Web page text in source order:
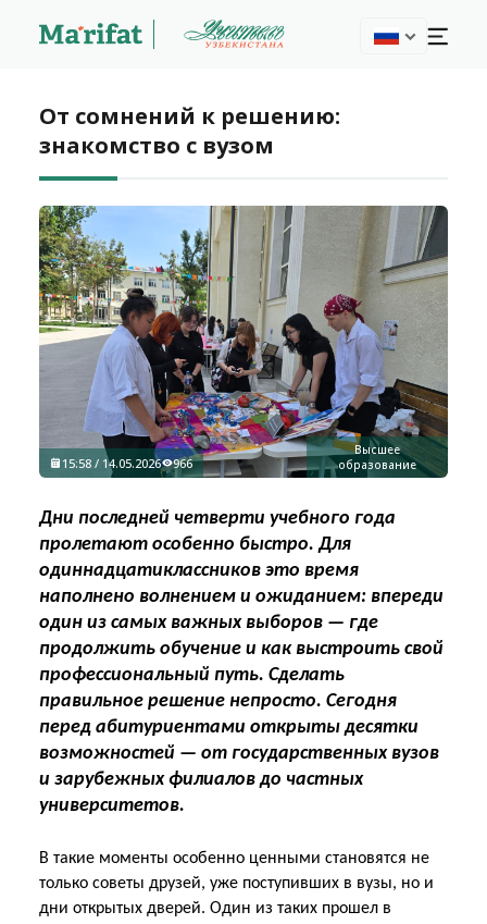
От сомнений к решению:
знакомство с вузом
Высшее
образование
15:58 / 14.05.2026 966
Дни последней четверти учебного года
пролетают особенно быстро. Для
одиннадцатиклассников это время
наполнено волнением и ожиданием: впереди
один из самых важных выборов — где
продолжить обучение и как выстроить свой
профессиональный путь. Сделать
правильное решение непросто. Сегодня
перед абитуриентами открыты десятки
возможностей — от государственных вузов
и зарубежных филиалов до частных
университетов.
В такие моменты особенно ценными становятся не
только советы друзей, уже поступивших в вузы, но и
дни открытых дверей. Один из таких прошел в